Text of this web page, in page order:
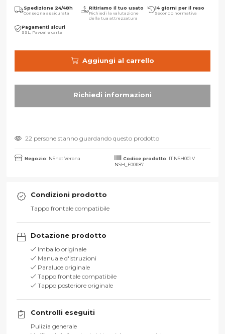
Spedizione 24/48h
Consegna assicurata
Ritiriamo il tuo usato
Richiedi la valutazione
della tua attrezzatura
14 giorni per il reso
Secondo normativa
Pagamenti sicuri
SSL, Paypal e carte
Aggiungi al carrello
22 persone stanno guardando questo prodotto
Negozio: NShot Verona Codice prodotto: IT NSH001 V
NSH_F001187
Condizioni prodotto
Tappo frontale compatibile
Dotazione prodotto
Imballo originale
Manuale d'istruzioni
Paraluce originale
Tappo frontale compatibile
Tappo posteriore originale
Controlli eseguiti
Pulizia generale